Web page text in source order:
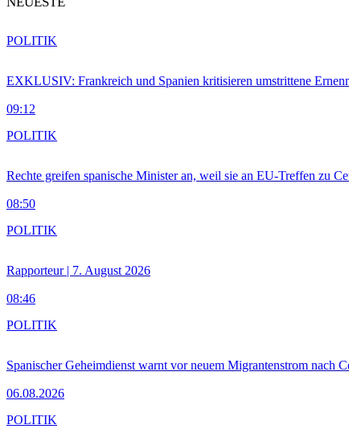
EXKLUSIV: Frankreich und Spanien kritisieren umstrittene
09:12
POLITIK
Rechte greifen spanische Minister an, weil sie an EU-Treffen zu
08:50
POLITIK
Rapporteur | 7. August 2026
08:46
POLITIK
Spanischer Geheimdienst warnt vor neuem Migrantenstrom nach
06.08.2026
POLITIK
POLITIK